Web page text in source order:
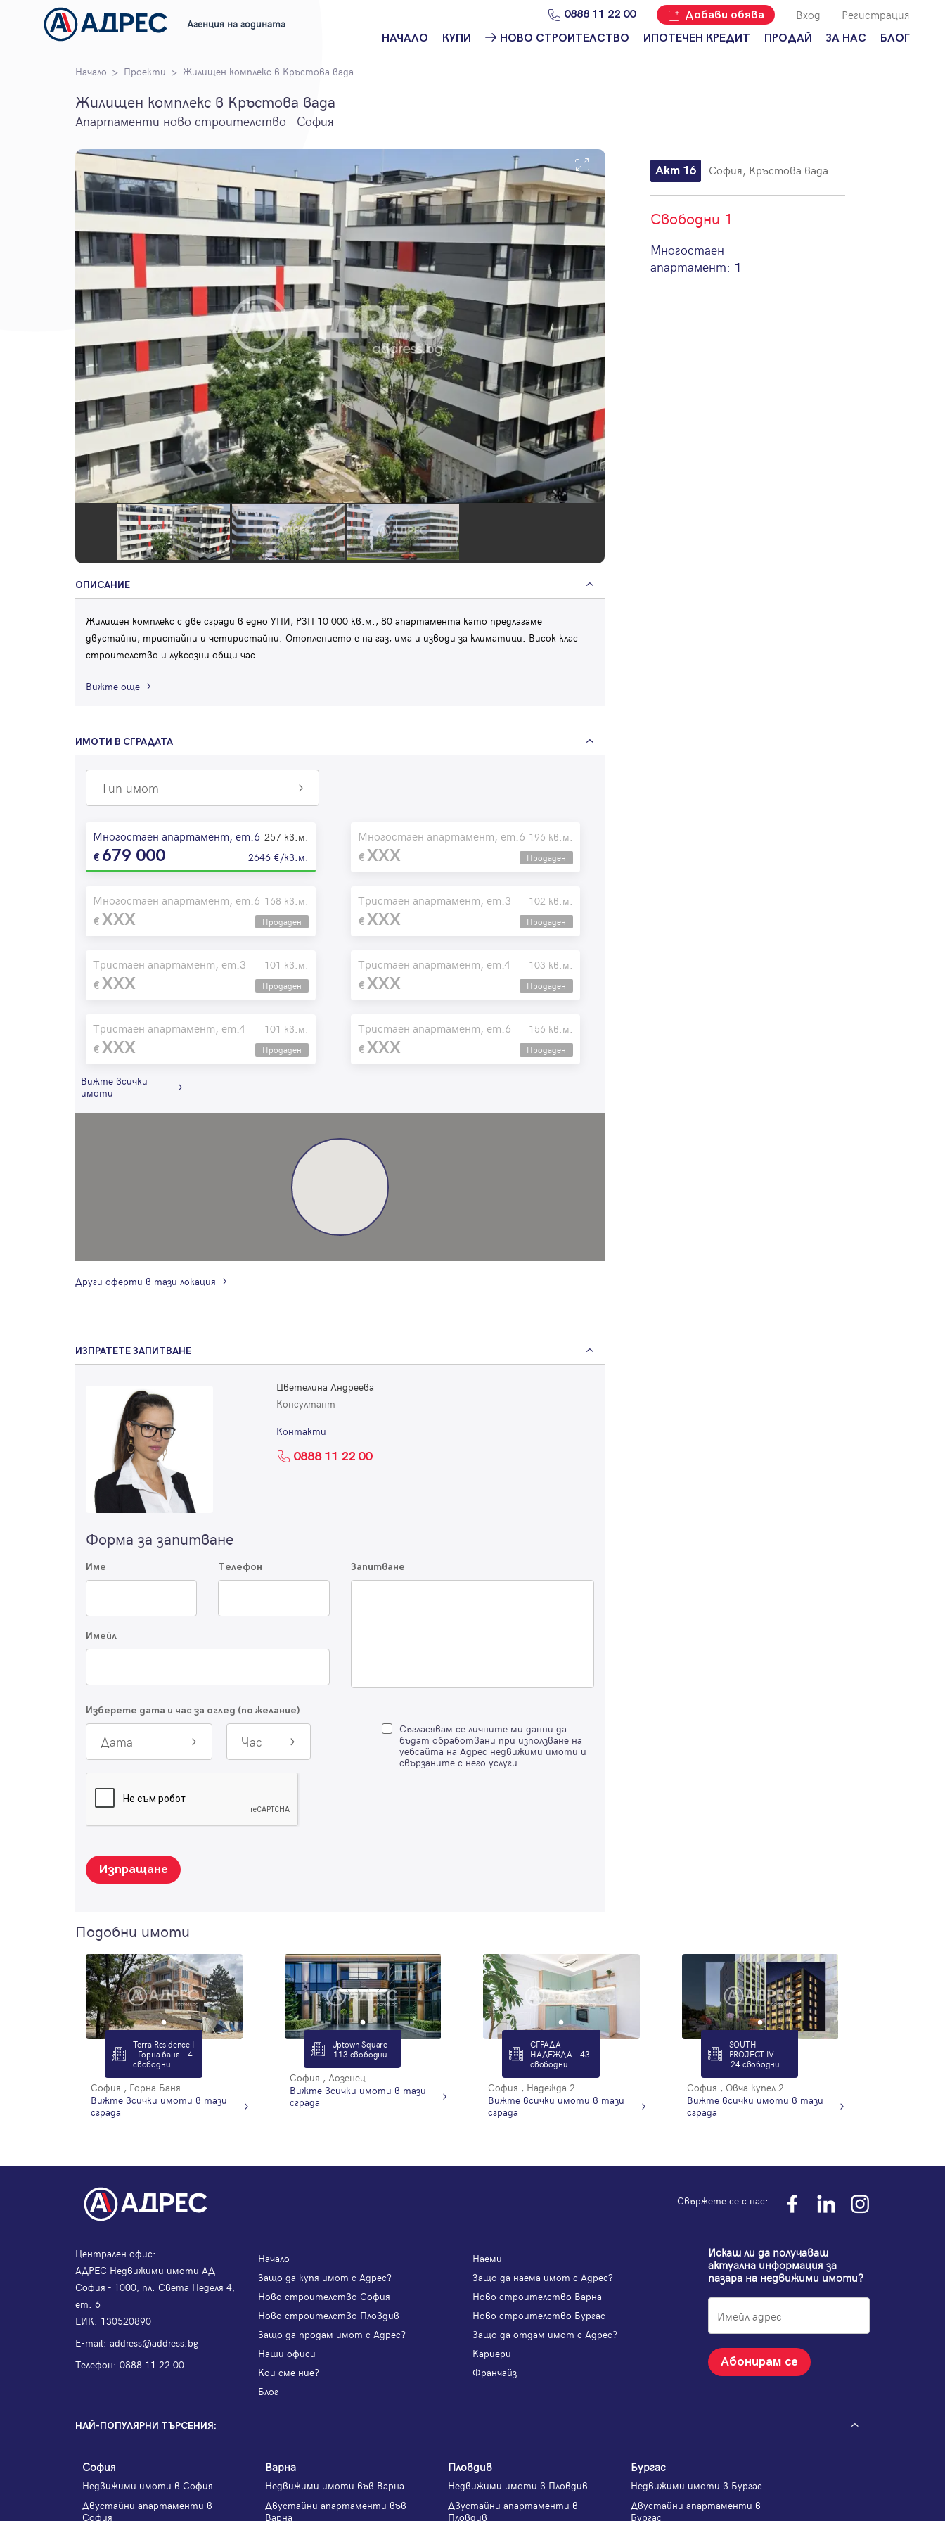
Агенция на годината
0888 11 22 00 Добави обява Вход Регистрация
НАЧАЛО КУПИ НОВО СТРОИТЕЛСТВО
Ново
строителство
Пловдив
Ново
строителство
Бургас
Проекти ново
строителство
ИПОТЕЧЕН КРЕДИТ ПРОДАЙ ЗА НАС
Address Run
БЛОГ
Начало Проекти Жилищен комплекс в Кръстова вада
Жилищен комплекс в Кръстова вада
Апартаменти ново строителство - София
Акт 16 София, Кръстова вада
Свободни 1
Многостаен
апартамент: 1
ОПИСАНИЕ
Жилищен комплекс с две сгради в едно УПИ, РЗП 10 000 кв.м., 80 апартамента като предлагаме
двустайни, тристайни и четиристайни. Отоплението е на газ, има и изводи за климатици. Висок клас
строителство и луксозни общи час...
Вижте още
ИМОТИ В СГРАДАТА
Тип имот
Многостаен апартамент, ет.6 257 кв.м.
679 000 2646 €/кв.м.
Многостаен апартамент, ет.6 196 кв.м.
XXX Продаден
Многостаен апартамент, ет.6 168 кв.м.
XXX Продаден
Тристаен апартамент, ет.3 102 кв.м.
XXX Продаден
Тристаен апартамент, ет.3 101 кв.м.
XXX Продаден
Тристаен апартамент, ет.4 103 кв.м.
XXX Продаден
Тристаен апартамент, ет.4 101 кв.м.
XXX Продаден
Тристаен апартамент, ет.6 156 кв.м.
XXX Продаден
Вижте всички
имоти
Други оферти в тази локация
ИЗПРАТЕТЕ ЗАПИТВАНЕ
Цветелина Андреева
Консултант
Контакти
0888 11 22 00
Форма за запитване
Име Телефон
Имейл
Запитване
Изберете дата и час за оглед (по желание)
Дата Час
Съгласявам се личните ми данни да
бъдат обработвани при използване на
уебсайта на Адрес недвижими имоти и
свързаните с него услуги.
Изпращане
Подобни имоти
Terra Residence I
- Горна баня - 4
свободни
София , Горна Баня
Вижте всички имоти в тази
сграда
Uptown Square -
113 свободни
София , Лозенец
Вижте всички имоти в тази
сграда
СГРАДА
НАДЕЖДА - 43
свободни
София , Надежда 2
Вижте всички имоти в тази
сграда
SOUTH
PROJECT IV -
24 свободни
София , Овча купел 2
Вижте всички имоти в тази
сграда
Свържете се с нас:
Централен офис:
АДРЕС Недвижими имоти АД
София - 1000, пл. Света Неделя 4,
ет. 6
ЕИК: 130520890
Е-mail: address@address.bg
Телефон: 0888 11 22 00
Начало
Наеми
Защо да купя имот с Адрес?
Защо да наема имот с Адрес?
Ново строителство София
Ново строителство Варна
Ново строителство Пловдив
Ново строителство Бургас
Защо да продам имот с Адрес?
Защо да отдам имот с Адрес?
Наши офиси
Кариери
Кои сме ние?
Франчайз
Блог
Искаш ли да получаваш
актуална информация за
пазара на недвижими имоти?
Абонирам се
НАЙ-ПОПУЛЯРНИ ТЪРСЕНИЯ:
София
Недвижими имоти в София
Двустайни апартаменти в
София
Варна
Недвижими имоти във Варна
Двустайни апартаменти във
Варна
Пловдив
Недвижими имоти в Пловдив
Двустайни апартаменти в
Пловдив
Бургас
Недвижими имоти в Бургас
Двустайни апартаменти в
Бургас
Влезте с профила си, за да разгледате повече снимки и да получите
по-подробна информация.
Регистрация